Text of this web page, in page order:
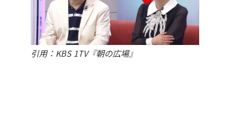
引用：KBS 1TV『朝の広場』